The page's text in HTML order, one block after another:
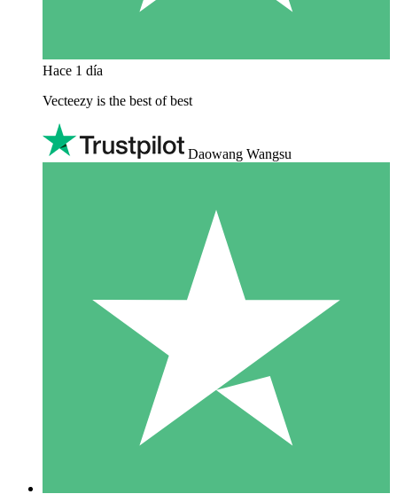
Hace 1 día
Vecteezy is the best of best
Daowang Wangsu